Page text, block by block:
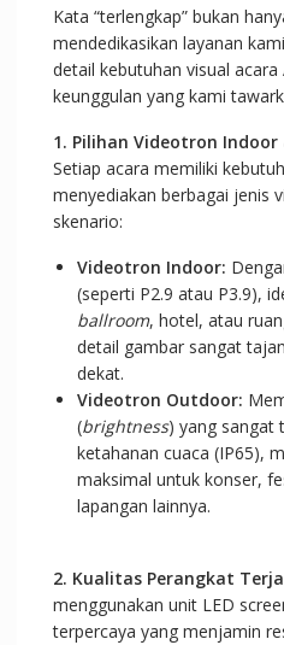
Kata “terlengkap” bukan
mendedikasikan layanan
detail kebutuhan visual
keunggulan yang kami
1. Pilihan Videotron
Setiap acara memiliki
menyediakan berbagai jenis
skenario:
Videotron Indoor:
(seperti P2.9 atau P3.9),
ballroom, hotel, atau
detail gambar sangat
dekat.
Videotron Outdoor:
(brightness) yang sangat
ketahanan cuaca (IP65),
maksimal untuk konser,
lapangan lainnya.
2. Kualitas Perangkat
menggunakan unit LED
terpercaya yang menjamin